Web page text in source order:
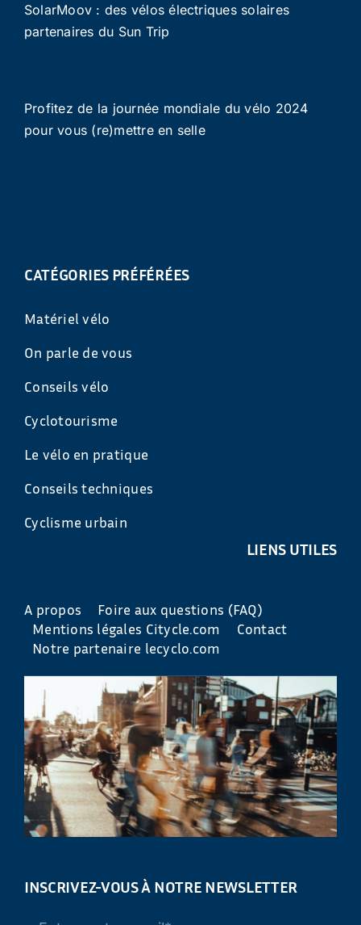
SolarMoov : des vélos électriques solaires
partenaires du Sun Trip
Profitez de la journée mondiale du vélo 2024
pour vous (re)mettre en selle
CATÉGORIES PRÉFÉRÉES
Matériel vélo
On parle de vous
Conseils vélo
Cyclotourisme
Le vélo en pratique
Conseils techniques
Cyclisme urbain
LIENS UTILES
A propos
Foire aux questions (FAQ)
Mentions légales Citycle.com
Contact
Notre partenaire lecyclo.com
INSCRIVEZ-VOUS À NOTRE NEWSLETTER